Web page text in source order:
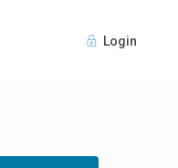
Login